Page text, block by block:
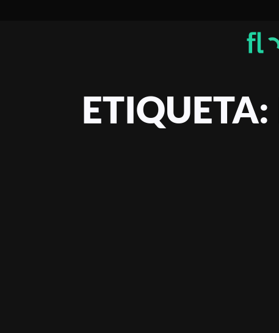
ETIQUETA: